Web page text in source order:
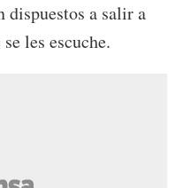
dispuestos a salir a
les escuche.